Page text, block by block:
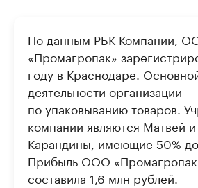
По данным РБК Компании,
«Промагропак»
году в Краснодаре.
деятельности организации
по упаковыванию товаров.
компании являются Матвей
Карандины, имеющие 50%
Прибыль ООО
составила 1,6 млн рублей.